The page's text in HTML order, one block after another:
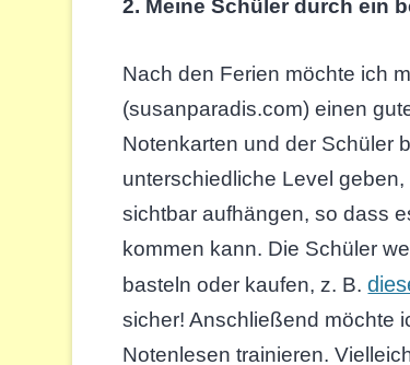
2. Meine Schüler durch ein
Nach den Ferien möchte ich
(susanparadis.com) einen
Notenkarten und der Schüler
unterschiedliche Level
sichtbar aufhängen, so dass
kommen kann. Die Schüler
basteln oder kaufen, z. B.
sicher! Anschließend möchte
Notenlesen trainieren.